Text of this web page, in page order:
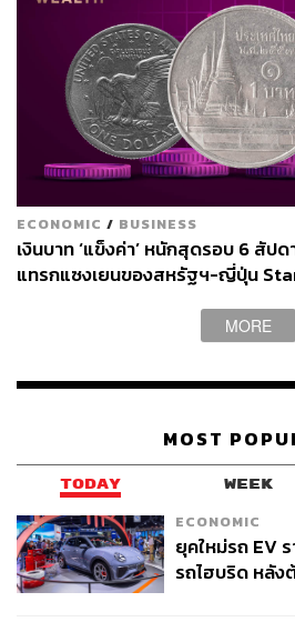
ECONOMIC / BUSINESS
เงินบาท ‘แข็งค่า’ หนักสุดรอบ 6 สัป
แทรกแซงเยนของสหรัฐฯ-ญี่ปุ่น
MORE
MOST
TODAY WEEK
ECONOMIC
ยุคใหม่รถ EV
รถไฮบริด หลั